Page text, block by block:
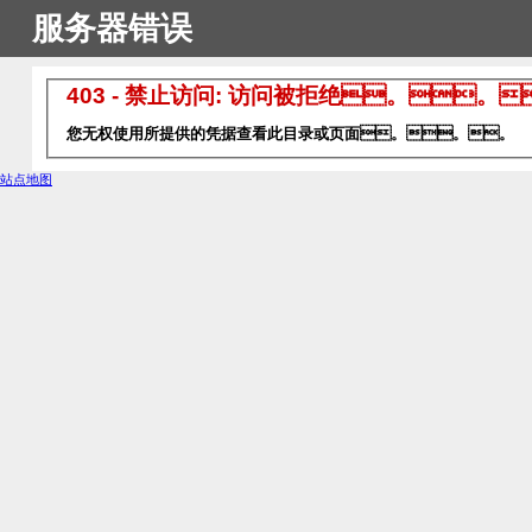
服务器错误
403 - 禁止访问: 访问被拒绝。。
您无权使用所提供的凭据查看此目录或页面。。。
站点地图